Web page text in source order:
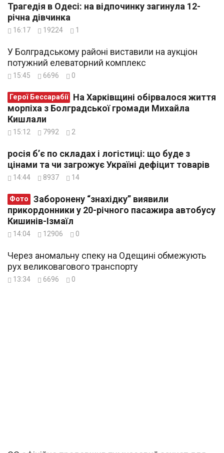
Трагедія в Одесі: на відпочинку загинула 12-
річна дівчинка
16:17 19224 1
У Болградському районі виставили на аукціон
потужний елеваторний комплекс
15:45 6696 0
Герої Бессарабії
морпіха з Болградської громади Михайла
Кишлали
15:12 7992 2
росія б’є по складах і логістиці: що буде з
цінами та чи загрожує Україні дефіцит товарів
14:44 8937 14
Фото
прикордонники у 20-річного пасажира автобусу
Кишинів-Ізмаїл
14:04 12906 0
Через аномальну спеку на Одещині обмежують
рух великовагового транспорту
13:34 6696 0